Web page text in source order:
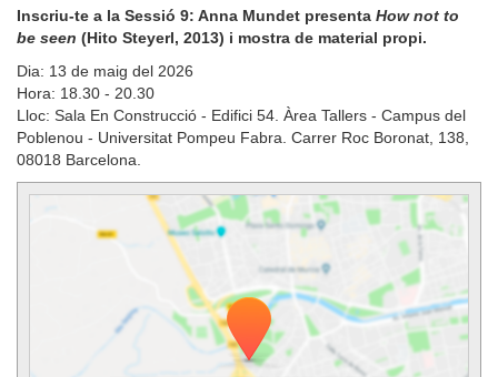
Inscriu-te a la Sessió 9: Anna Mundet presenta How not to
be seen (Hito Steyerl, 2013) i mostra de material propi.
Dia: 13 de maig del 2026
Hora: 18.30 - 20.30
Lloc: Sala En Construcció - Edifici 54. Àrea Tallers - Campus del
Poblenou - Universitat Pompeu Fabra. Carrer Roc Boronat, 138,
08018 Barcelona.